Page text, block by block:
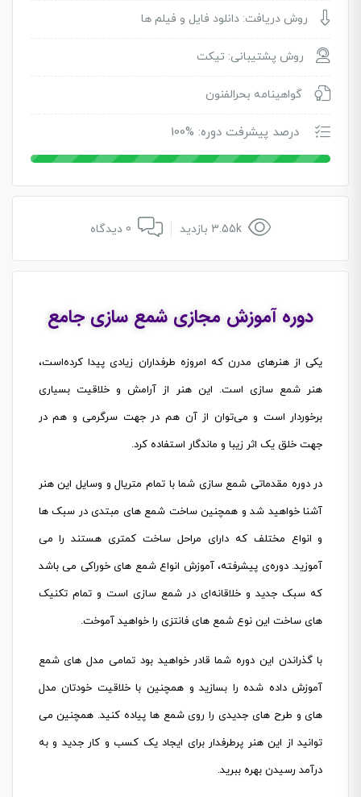
روش دریافت: دانلود فایل و فیلم ها
روش پشتیبانی: تیکت
گواهینامه بحرالفنون
درصد پیشرفت دوره: %100
دوره آموزش مجازی شمع سازی جامع
یکی از هنرهای مدرن که امروزه طرفداران زیادی پیدا کرده‌است،
هنر شمع سازی است. این هنر از آرامش و خلاقیت بسیاری
برخوردار است و می‌توان از آن هم در جهت سرگرمی و هم در
جهت خلق یک اثر زیبا و ماندگار استفاده کرد.
در دوره مقدماتی شمع سازی شما با تمام متریال و وسایل این هنر
آشنا خواهید شد و همچنین ساخت شمع های مبتدی در سبک ها
و انواع مختلف که دارای مراحل ساخت کمتری هستند را می
آموزید. دوره‌ی پیشرفته، آموزش انواع شمع های خوراکی می باشد
که سبک جدید و خلاقانه‌ای در شمع سازی است و تمام تکنیک
های ساخت این نوع شمع های فانتزی را خواهید آموخت.
با گذراندن این دوره شما قادر خواهید بود تمامی مدل های شمع
آموزش داده شده را بسازید و همچنین با خلاقیت خودتان مدل
های و طرح های جدیدی را روی شمع ها پیاده کنید. همچنین می
توانید از این هنر پرطرفدار برای ایجاد یک کسب و کار جدید و به
درآمد رسیدن بهره ببرید.